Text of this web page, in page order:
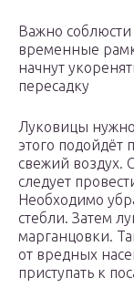
Важно соблюсти
временные
начнут
пересадку
Луковицы
этого
свежий воздух.
следует
Необходимо
стебли. Затем
марганцовки.
от вредных
приступать к